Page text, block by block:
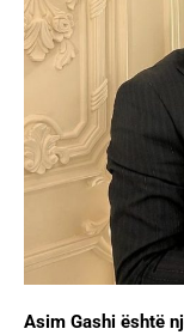
Asim Gashi është